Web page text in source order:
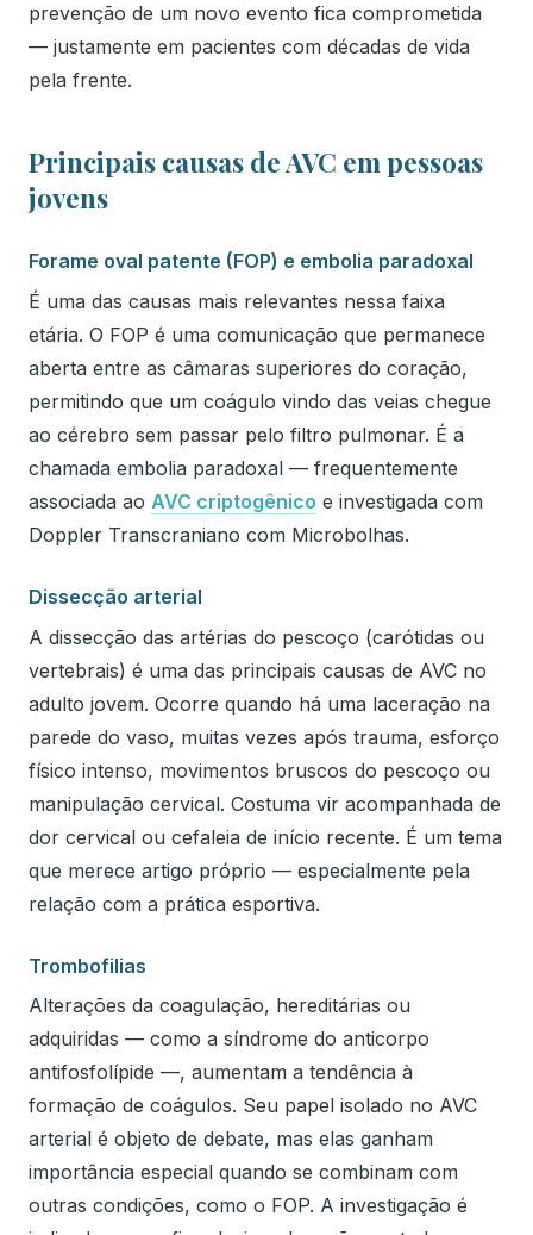
prevenção de um novo evento fica comprometida
— justamente em pacientes com décadas de vida
pela frente.
Principais causas de AVC em pessoas
jovens
Forame oval patente (FOP) e embolia paradoxal
É uma das causas mais relevantes nessa faixa
etária. O FOP é uma comunicação que permanece
aberta entre as câmaras superiores do coração,
permitindo que um coágulo vindo das veias chegue
ao cérebro sem passar pelo filtro pulmonar. É a
chamada embolia paradoxal — frequentemente
associada ao AVC criptogênico e investigada com
Doppler Transcraniano com Microbolhas.
Dissecção arterial
A dissecção das artérias do pescoço (carótidas ou
vertebrais) é uma das principais causas de AVC no
adulto jovem. Ocorre quando há uma laceração na
parede do vaso, muitas vezes após trauma, esforço
físico intenso, movimentos bruscos do pescoço ou
manipulação cervical. Costuma vir acompanhada de
dor cervical ou cefaleia de início recente. É um tema
que merece artigo próprio — especialmente pela
relação com a prática esportiva.
Trombofilias
Alterações da coagulação, hereditárias ou
adquiridas — como a síndrome do anticorpo
antifosfolípide —, aumentam a tendência à
formação de coágulos. Seu papel isolado no AVC
arterial é objeto de debate, mas elas ganham
importância especial quando se combinam com
outras condições, como o FOP. A investigação é